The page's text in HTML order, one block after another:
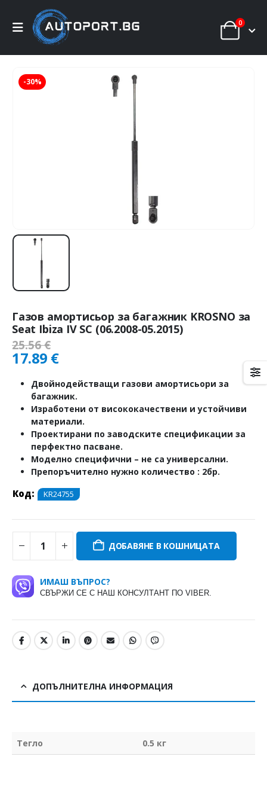
0
-30%
Газов амортисьор за багажник KROSNO за
Seat Ibiza IV SC (06.2008-05.2015)
25.56€
17.89 €
Двойнодействащи газови амортисьори за
багажник.
Изработени от висококачествени и устойчиви
материали.
Проектирани по заводските спецификации за
перфектно пасване.
Моделно специфични – не са универсални.
Препоръчително нужно количество : 2бр.
Код: KR24755
ДОБАВЯНЕ В КОШНИЦАТА
ИМАШ ВЪПРОС?
СВЪРЖИ СЕ С НАШ КОНСУЛТАНТ ПО VIBER.
ДОПЪЛНИТЕЛНА ИНФОРМАЦИЯ
Тегло 0.5 кг